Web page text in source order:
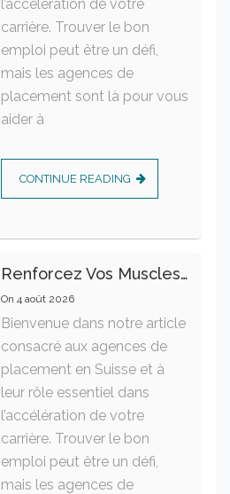
l’accélération de votre
carrière. Trouver le bon
emploi peut être un défi,
mais les agences de
placement sont là pour vous
aider à
CONTINUE READING
Renforcez Vos Muscles Profonds Pour Apaiser Votre Mal De Dos
On 4 août 2026
Bienvenue dans notre article
consacré aux agences de
placement en Suisse et à
leur rôle essentiel dans
l’accélération de votre
carrière. Trouver le bon
emploi peut être un défi,
mais les agences de